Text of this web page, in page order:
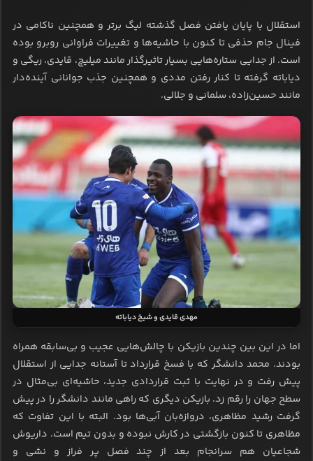
استقلال با پایان یافتن فصل گذشته لیگ برتر و همچنین ناکامی در
فینال جام حذفی تا کنون با حاشیه‌ها و تغییرات فراوانی روبرو بوده
است. از جدایی ستاره‌هایی بسیار تاثیرگذار مانند میلیچ، قایدی، ریگی و
دیاباته گرفته تا کنار رفتن مددی و همچنین جذب جوانانی آینده‌دار
مانند حسین‌زاده، سلمانی و جلالی.
مهدی قایدی و شیخ دیاباته
اما در این بین چندین بازیکن با چالش‌هایی عجیب و بی‌سابقه همراه
بودند. محمد دانشگر که با فسخ قرارداد تا آستانه جدایی از استقلال
پیش رفت و در نهایت با ثبت قراردادی جدید، حاشیه‌ای بی‌مثال در
سطح جهان را رقم زد. بازیکن دیگری که راهی مانند دانشگر را در پیش
گرفت رشید مظاهری، دروازه‌بان آبی‌ها بود. البته با این تفاوت که
مظاهری تا کنون بازگشتی در کارش نبوده و بدون تیم است. داریوش
شجاعیان هم سرانجام بعد از چند فصل پر فراز و نشی و